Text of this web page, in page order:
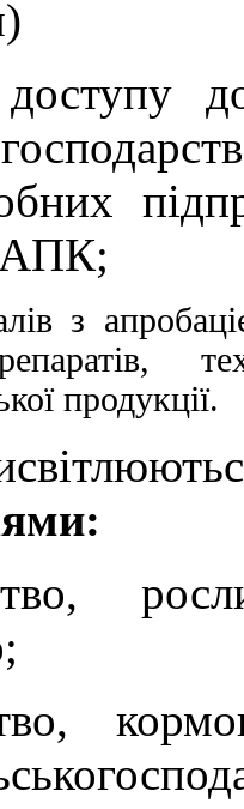
доступу
АПК;
з
продукції.